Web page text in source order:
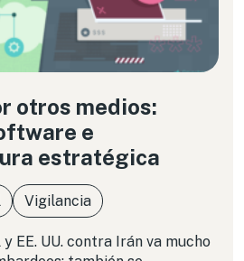
otros medios:
e
estratégica
Vigilancia
EE. UU. contra Irán va mucho